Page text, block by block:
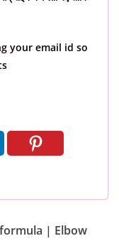
your email id so
| Elbow